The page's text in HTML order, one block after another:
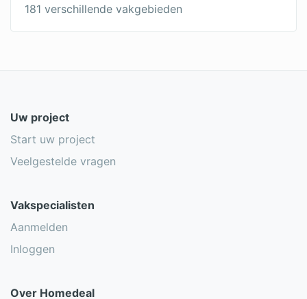
181 verschillende vakgebieden
Uw project
Start uw project
Veelgestelde vragen
Vakspecialisten
Aanmelden
Inloggen
Over Homedeal